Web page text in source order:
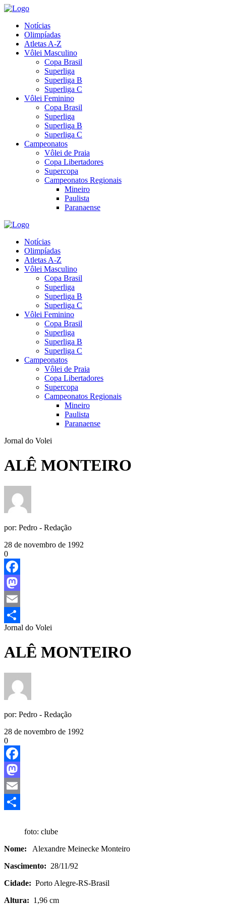
Notícias
Olimpíadas
Atletas A-Z
Vôlei Masculino
Copa Brasil
Superliga
Superliga B
Superliga C
Vôlei Feminino
Copa Brasil
Superliga
Superliga B
Superliga C
Campeonatos
Vôlei de Praia
Copa Libertadores
Supercopa
Campeonatos Regionais
Mineiro
Paulista
Paranaense
Notícias
Olimpíadas
Atletas A-Z
Vôlei Masculino
Copa Brasil
Superliga
Superliga B
Superliga C
Vôlei Feminino
Copa Brasil
Superliga
Superliga B
Superliga C
Campeonatos
Vôlei de Praia
Copa Libertadores
Supercopa
Campeonatos Regionais
Mineiro
Paulista
Paranaense
Jornal do Volei
ALÊ MONTEIRO
por: Pedro - Redação
28 de novembro de 1992
0
Facebook
Mastodon
Email
Share
Jornal do Volei
ALÊ MONTEIRO
por: Pedro - Redação
28 de novembro de 1992
0
Facebook
Mastodon
Email
foto: clube
Nome: Alexandre Meinecke Monteiro
Nascimento: 28/11/92
Cidade: Porto Alegre-RS-Brasil
Altura: 1,96 cm